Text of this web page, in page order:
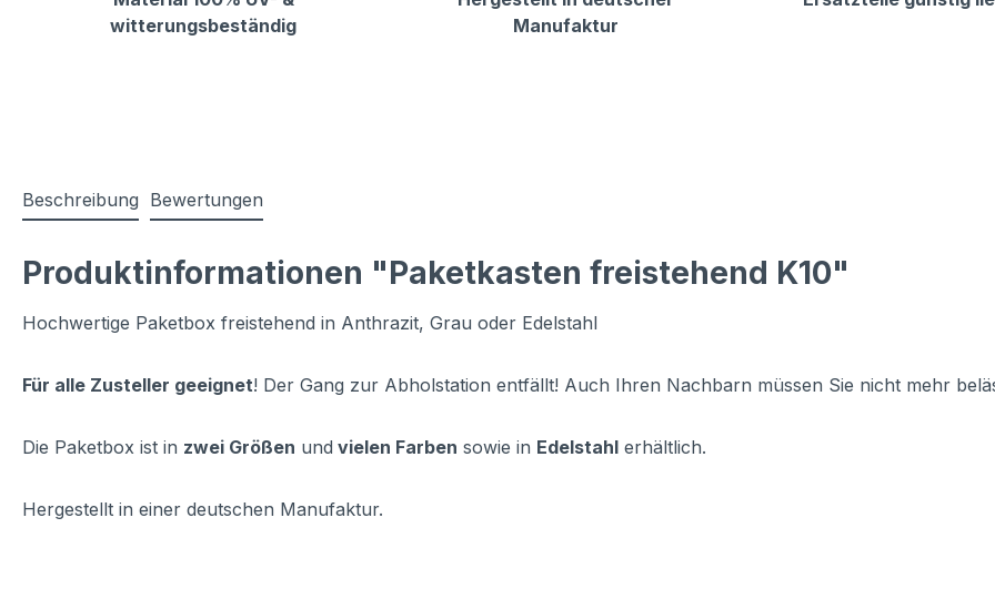
witterungsbeständig
Manufaktur
Beschreibung Bewertungen
Produktinformationen "Paketkasten freistehend K10"
Hochwertige Paketbox freistehend in Anthrazit, Grau oder Edelstahl
Für alle Zusteller geeignet! Der Gang zur Abholstation entfällt! Auch Ihren Nachbarn müssen Sie nicht mehr
Die Paketbox ist in zwei Größen und vielen Farben sowie in Edelstahl erhältlich.
Hergestellt in einer deutschen Manufaktur.